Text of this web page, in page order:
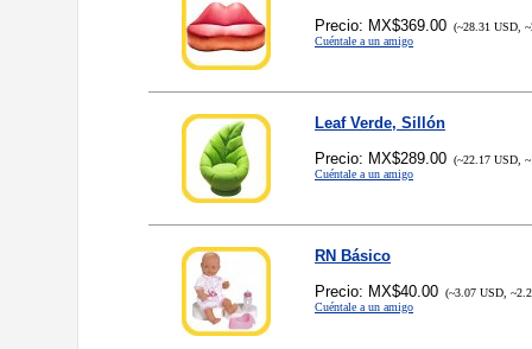
Precio: MX$369.00 (~28.31 USD,
Cuéntale a un amigo
Leaf Verde, Sillón
Precio: MX$289.00 (~22.17 USD,
Cuéntale a un amigo
RN Básico
Precio: MX$40.00 (~3.07 USD,
Cuéntale a un amigo